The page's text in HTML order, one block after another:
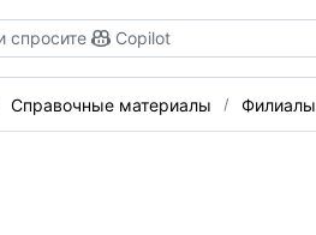
спросите Copilot
Справочные материалы Филиалы